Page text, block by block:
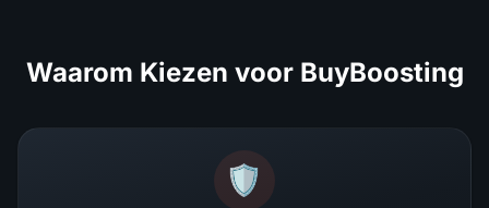
Waarom Kiezen voor BuyBoosting
🛡️